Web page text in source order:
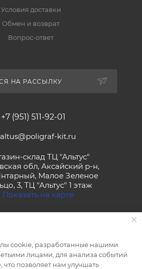
Условия доставки
Обмен и возврат
Вопрос-ответ
НА РАССЫЛКУ
+7 (951) 511-92-01
altus@poligraf-kit.ru
склад ТЦ "Альтус"
обл, Аксайский р-н,
Малое Зеленое
3, ТЦ "Альтус" 1 этаж
Показать на карте
cookie, разработанные нашими
лицами, для анализа событий
позволяет нам улучшать